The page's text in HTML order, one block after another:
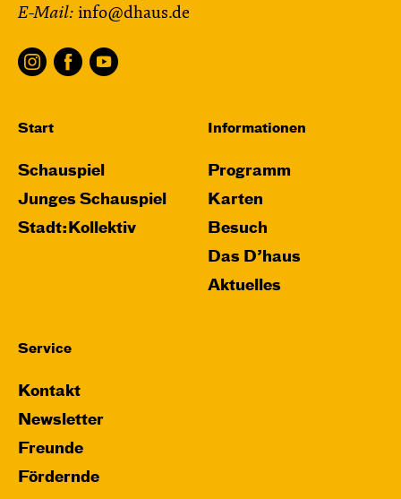
E-Mail: info@dhaus.de
Start
Schauspiel
Junges Schauspiel
Stadt:Kollektiv
Informationen
Programm
Karten
Besuch
Das D’haus
Aktuelles
Service
Kontakt
Newsletter
Freunde
Fördernde